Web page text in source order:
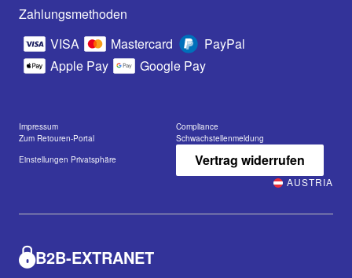
Zahlungsmethoden
VISA
Mastercard
PayPal
Apple Pay
Google Pay
Impressum
Compliance
Zum Retouren-Portal
Schwachstellenmeldung
Einstellungen Privatsphäre
Vertrag widerrufen
AUSTRIA
B2B-EXTRANET